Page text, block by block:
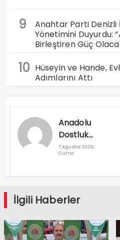
9
Anahtar Parti Denizli
Yönetimini Duyurdu:
Birleştiren Güç
10 Hüseyin ve Hande,
Adımlarını Attı
Anadolu
Dostluk
Rallisi
7 Ağustos 2026,
Cuma
İlgili Haberler